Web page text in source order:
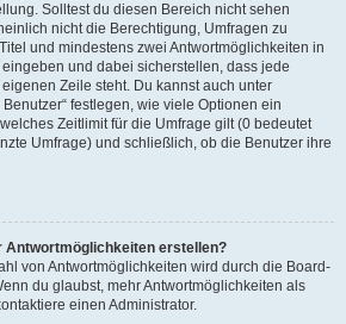
Solltest du diesen Bereich nicht sehen
nicht die Berechtigung, Umfragen zu
und mindestens zwei Antwortmöglichkeiten in
und dabei sicherstellen, dass jede
Zeile steht. Du kannst auch unter
festlegen, wie viele Optionen ein
Zeitlimit für die Umfrage gilt (0 bedeutet
Umfrage) und schließlich, ob die Benutzer ihre
Antwortmöglichkeiten erstellen?
von Antwortmöglichkeiten wird durch die Board-
du glaubst, mehr Antwortmöglichkeiten als
einen Administrator.